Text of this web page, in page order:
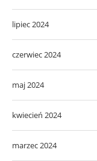
lipiec 2024
czerwiec 2024
maj 2024
kwiecień 2024
marzec 2024